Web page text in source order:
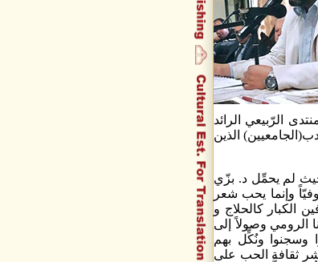
الرّبيعي الرائد
الذين
لم يحمِّل د. بزّي
وإنما يحب شعر
الكبار كالحلاج و
الرومي وصولاً إلى
وسجنوا ونُكِّل بهم
ثقافة الحب على